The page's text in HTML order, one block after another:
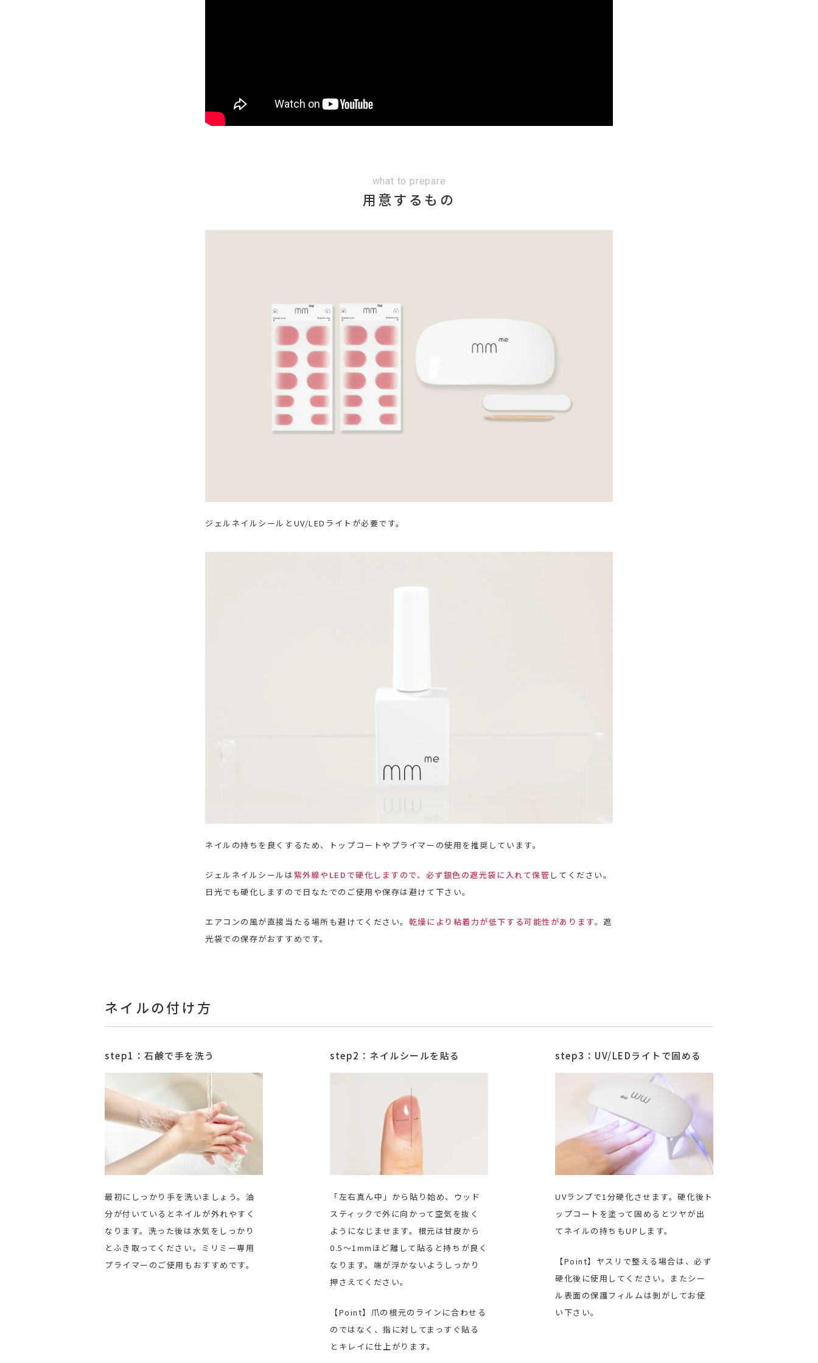
what to prepare
用意するもの
ジェルネイルシールとUV/LEDライトが必要です。
ネイルの持ちを良くするため、トップコートやプライマーの使用を推奨しています。
ジェルネイルシールは紫外線やLEDで硬化しますので、必ず銀色の遮光袋に入れて保管 してください。
日光でも硬化しますので日なたでのご使用や保存は避けて下さい。
エアコンの風が直接当たる場所も避けてください。 乾燥により粘着力が低下する可能性があります。遮
光袋での保存がおすすめです。
ネイルの付け方
step1：石鹸で手を洗う
最初にしっかり手を洗いましょう。油
分が付いているとネイルが外れやすく
なります。洗った後は水気をしっかり
とふき取ってください。ミリミー専用
プライマーのご使用もおすすめです。
step2：ネイルシールを貼る
「左右真ん中」から貼り始め、ウッド
スティックで外に向かって空気を抜く
ようになじませます。根元は甘皮から
0.5～1mmほど離して貼ると持ちが良く
なります。端が浮かないようしっかり
押さえてください。
【Point】爪の根元のラインに合わせる
のではなく、指に対してまっすぐ貼る
とキレイに仕上がります。
step3：UV/LEDライトで固める
UVランプで1分硬化させます。硬化後ト
ップコートを塗って固めるとツヤが出
てネイルの持ちもUPします。
【Point】ヤスリで整える場合は、必ず
硬化後に使用してください。またシー
ル表面の保護フィルムは剝がしてお使
い下さい。